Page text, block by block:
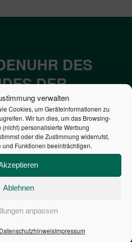
verwalten
Cookies, um Geräteinformationen zu
Wir tun dies, um das Browsing-
personalisierte Werbung
oder die Zustimmung widerrufst,
Funktionen beeinträchtigen.
Ablehnen
anpassen
DatenschutzhinweisImpressum
DES
DER
€
SEKUNDE
€
SEKUNDE